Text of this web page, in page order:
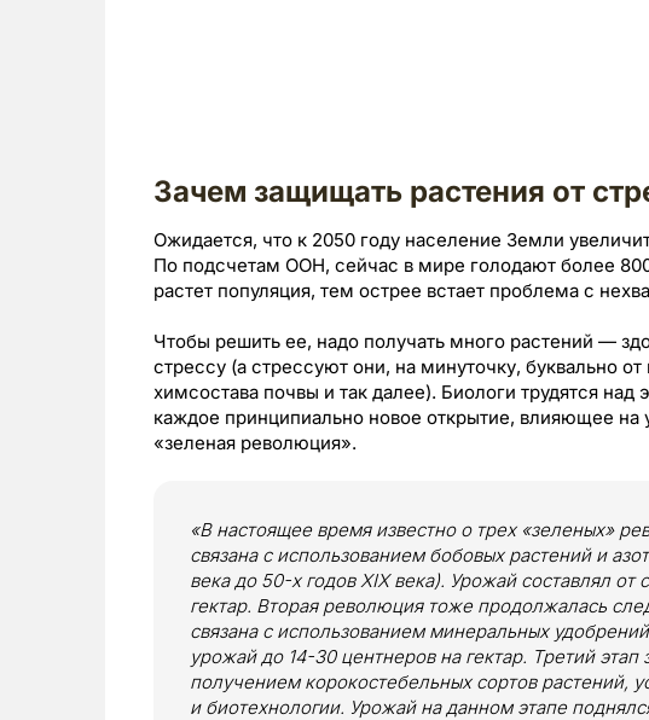
Зачем защищать растения от
Ожидается, что к 2050 году население Земли
По подсчетам ООН, сейчас в мире голодают более
растет популяция, тем острее встает проблема с
Чтобы решить ее, надо получать много растений —
стрессу (а стрессуют они, на минуточку, буквально
химсостава почвы и так далее). Биологи трудятся над
каждое принципиально новое открытие, влияющее на
«зеленая революция».
«В настоящее время известно о трех «зеленых»
связана с использованием бобовых растений и
века до 50-х годов XIX века). Урожай составлял от
гектар. Вторая революция тоже продолжалась
связана с использованием минеральных
урожай до 14-30 центнеров на гектар. Третий
получением корокостебельных сортов растений,
и биотехнологии. Урожай на данном этапе